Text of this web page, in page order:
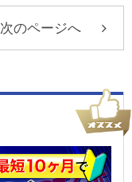
次のページへ